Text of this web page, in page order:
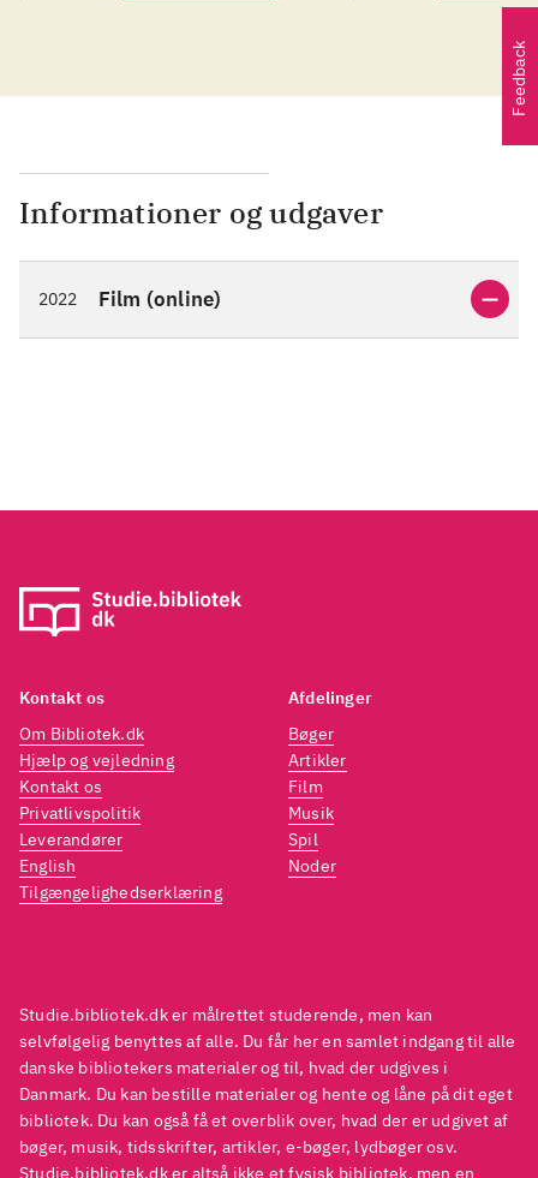
Informationer og udgaver
2022 Film (online)
Feedback
Studie.bibliotek.dk er målrettet studerende, men kan
selvfølgelig benyttes af alle. Du får her en samlet indgang til alle
danske bibliotekers materialer og til, hvad der udgives i
Danmark. Du kan bestille materialer og hente og låne på dit eget
bibliotek. Du kan også få et overblik over, hvad der er udgivet af
bøger, musik, tidsskrifter, artikler, e-bøger, lydbøger osv.
Studie.bibliotek.dk er altså ikke et fysisk bibliotek, men en
Kontakt os
Om Bibliotek.dk
Hjælp og vejledning
Kontakt os
Privatlivspolitik
Leverandører
English
Tilgængelighedserklæring
Afdelinger
Bøger
Artikler
Film
Musik
Spil
Noder